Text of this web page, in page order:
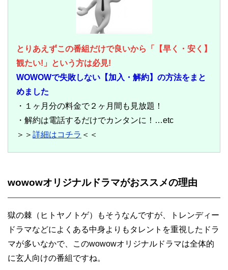
とりあえずこの番組だけで良いから「【早く・安く】
観たい!」という方は必見!
WOWOWで失敗しない【加入・解約】の方法をまと
めました
・１ヶ月分の料金で２ヶ月間も見放題！
・解約は電話するだけでカンタンに！…etc
＞＞ 詳細はコチラ ＜＜
wowowオリジナルドラマがおススメの理由
獄の棘（ヒトヤノトゲ）もそうなんですが、トレンディー
ドラマなどによくある中身よりもタレントを重視したドラ
マが多いなかで、このwowowオリジナルドラマは全体的
に玄人向けの番組ですね。